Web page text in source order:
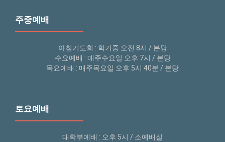
주중예배
아침기도회 : 학기중 오전 8시 / 본당
수요예배 : 매주수요일 오후 7시 / 본당
목요예배 : 매주목요일 오후 5시 40분 / 본당
토요예배
대학부예배 : 오후 5시 / 소예배실